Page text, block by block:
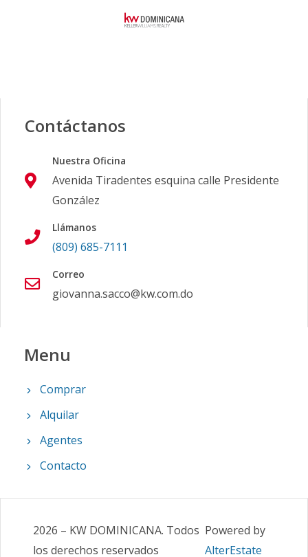
Contáctanos
Nuestra Oficina
Avenida Tiradentes esquina calle Presidente
González
Llámanos
(809) 685-7111
Correo
giovanna.sacco@kw.com.do
Menu
Comprar
Alquilar
Agentes
Contacto
2026 – KW DOMINICANA. Todos
los derechos reservados
Powered by
AlterEstate